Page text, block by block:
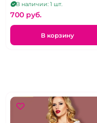
В наличии: 1 шт.
700 pуб.
В корзину